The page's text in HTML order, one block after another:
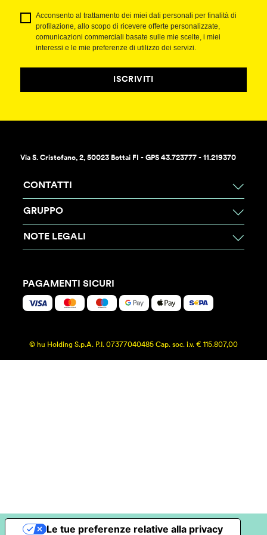
Acconsento al trattamento dei miei dati personali per finalità di
profilazione, allo scopo di ricevere offerte personalizzate,
comunicazioni commerciali basate sulle mie scelte, i miei
interessi e le mie preferenze di utilizzo dei servizi.
ISCRIVITI
Via S. Cristofano, 2, 50023 Bottai FI - GPS 43.723777 - 11.219370
CONTATTI
GRUPPO
NOTE LEGALI
PAGAMENTI SICURI
© hu Holding S.p.A. P.I. 07377040485 Cap. soc. i.v. € 115.807,00
Le tue preferenze relative alla privacy